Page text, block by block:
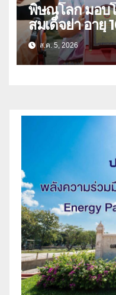
พิษณุโลก มอบ
สมเด็จย่า อายุ 100 ปี “นาง
เนตร” ตำบลบ้า
ส.ค. 5, 2026